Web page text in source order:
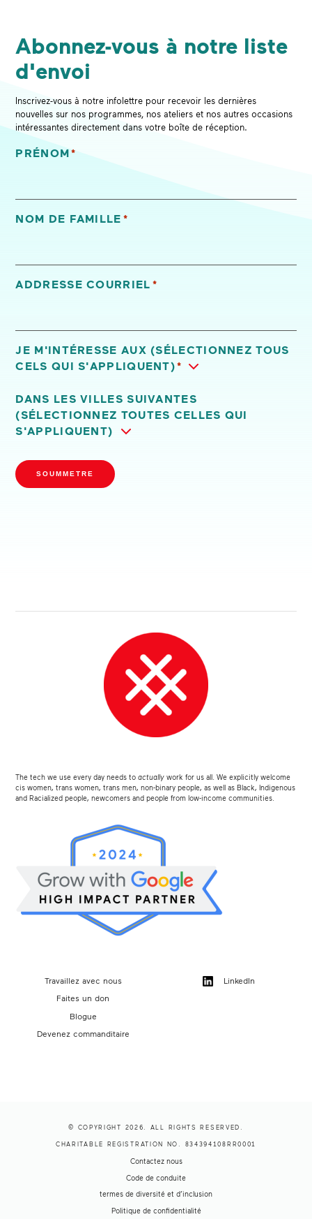
Abonnez-vous à notre liste
d'envoi
Inscrivez-vous à notre infolettre pour recevoir les dernières
nouvelles sur nos programmes, nos ateliers et nos autres occasions
intéressantes directement dans votre boîte de réception.
PRÉNOM *
NOM DE FAMILLE *
ADDRESSE COURRIEL *
JE M'INTÉRESSE AUX (SÉLECTIONNEZ TOUS
CELS QUI S'APPLIQUENT)*
DANS LES VILLES SUIVANTES
(SÉLECTIONNEZ TOUTES CELLES QUI
S'APPLIQUENT)
SOUMMETRE
The tech we use every day needs toactually work for us all. We explicitly welcome
cis women, trans women, trans men, non-binary people, as well as Black, Indigenous
and Racialized people, newcomers and people from low-income communities.
Travaillez avec nous
Faites un don
Blogue
Devenez commanditaire
LinkedIn
© COPYRIGHT 2026. ALL RIGHTS RESERVED.
CHARITABLE REGISTRATION NO. 834394108RR0001
Contactez nous
Code de conduite
termes de diversité et d’inclusion
Politique de confidentialité